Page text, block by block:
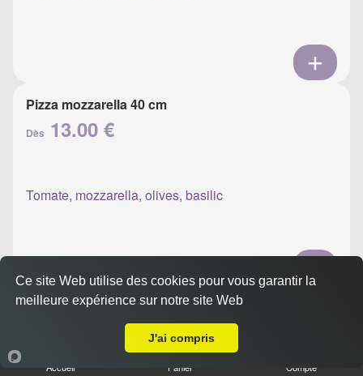
Pizza mozzarella 40 cm
Dès 13.00 €
Tomate, mozzarella, olives, basilic
Pizza napolitaine 40 cm
Accueil Panier Compte
Ce site Web utilise des cookies pour vous garantir la
meilleure expérience sur notre site Web
J'ai compris